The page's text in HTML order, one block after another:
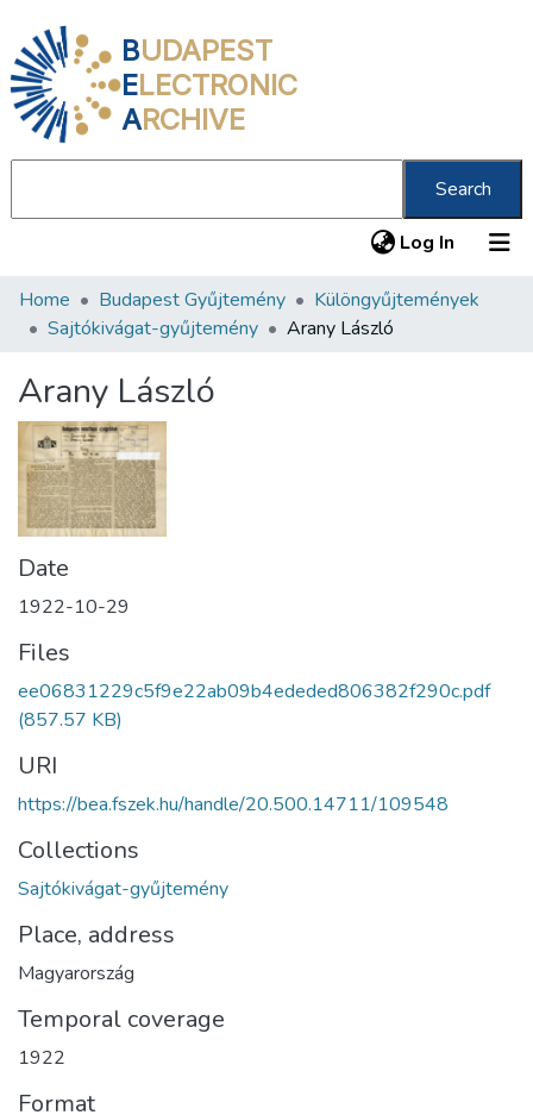
BUDAPEST
ELECTRONIC
ARCHIVE
Search
Log In (current)
Communities & Collections
Statistics
About us
Home Budapest Gyűjtemény
Különgyűjtemények
Sajtókivágat-gyűjtemény
Arany László
Arany László
Date
1922-10-29
Files
ee06831229c5f9e22ab09b4ededed806382f290c.pdf
(857.57 KB)
URI
https://bea.fszek.hu/handle/20.500.14711/109548
Collections
Sajtókivágat-gyűjtemény
Place, address
Magyarország
Temporal coverage
1922
Format